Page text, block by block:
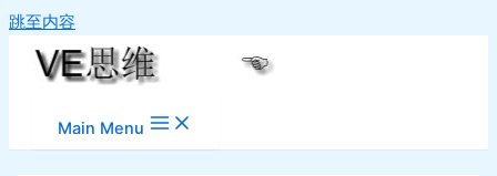
跳至内容
Main Menu